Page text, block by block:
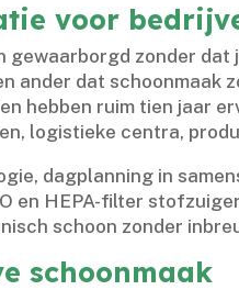
voor
gewaarborgd zonder
ander dat schoonmaak
hebben ruim tien jaar
logistieke centra,
dagplanning in
en HEPA-filter
schoon zonder
schoonmaak